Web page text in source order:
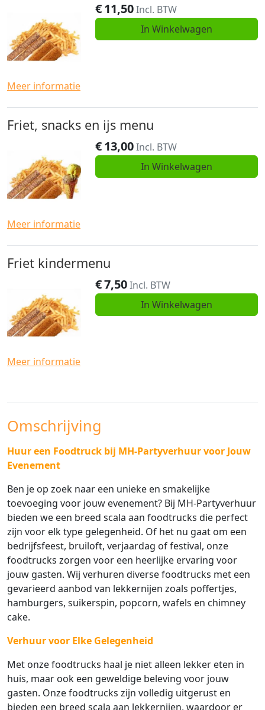
Omschrijving
Huur een Foodtruck bij MH-Partyverhuur voor Jouw
Evenement
Ben je op zoek naar een unieke en smakelijke
toevoeging voor jouw evenement? Bij MH-Partyverhuur
bieden we een breed scala aan foodtrucks die perfect
zijn voor elk type gelegenheid. Of het nu gaat om een
bedrijfsfeest, bruiloft, verjaardag of festival, onze
foodtrucks zorgen voor een heerlijke ervaring voor
jouw gasten. Wij verhuren diverse foodtrucks met een
gevarieerd aanbod van lekkernijen zoals poffertjes,
hamburgers, suikerspin, popcorn, wafels en chimney
cake.
Verhuur voor Elke Gelegenheid
Met onze foodtrucks haal je niet alleen lekker eten in
huis, maar ook een geweldige beleving voor jouw
gasten. Onze foodtrucks zijn volledig uitgerust en
bieden een breed scala aan lekkernijen, waardoor er
€11,50Incl. BTW
In Winkelwagen
Meer informatie
Friet, snacks en ijs menu
€13,00Incl. BTW
In Winkelwagen
Meer informatie
Friet kindermenu
€7,50Incl. BTW
In Winkelwagen
Meer informatie